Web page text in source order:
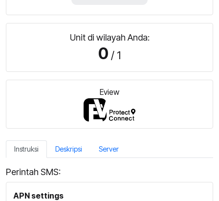
Unit di wilayah Anda:
0 / 1
Eview
Instruksi Deskripsi Server
Perintah SMS:
APN settings